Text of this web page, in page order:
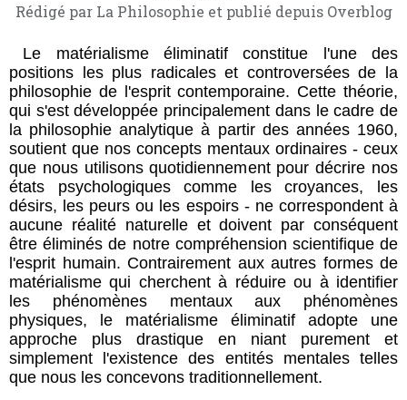
Rédigé par La Philosophie et publié depuis Overblog
Le matérialisme éliminatif constitue l'une des
positions les plus radicales et controversées de la
philosophie de l'esprit contemporaine. Cette théorie,
qui s'est développée principalement dans le cadre de
la philosophie analytique à partir des années 1960,
soutient que nos concepts mentaux ordinaires - ceux
que nous utilisons quotidiennement pour décrire nos
états psychologiques comme les croyances, les
désirs, les peurs ou les espoirs - ne correspondent à
aucune réalité naturelle et doivent par conséquent
être éliminés de notre compréhension scientifique de
l'esprit humain. Contrairement aux autres formes de
matérialisme qui cherchent à réduire ou à identifier
les phénomènes mentaux aux phénomènes
physiques, le matérialisme éliminatif adopte une
approche plus drastique en niant purement et
simplement l'existence des entités mentales telles
que nous les concevons traditionnellement.